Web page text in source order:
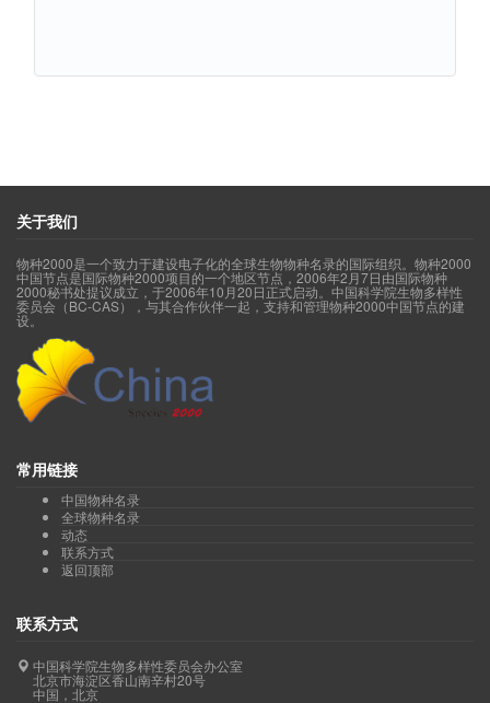
关于我们
物种2000是一个致力于建设电子化的全球生物物种名录的国际组织。物种2000
中国节点是国际物种2000项目的一个地区节点，2006年2月7日由国际物种
2000秘书处提议成立，于2006年10月20日正式启动。中国科学院生物多样性
委员会（BC-CAS），与其合作伙伴一起，支持和管理物种2000中国节点的建
设。
常用链接
中国物种名录
全球物种名录
动态
联系方式
返回顶部
联系方式
中国科学院生物多样性委员会办公室
北京市海淀区香山南辛村20号
中国，北京